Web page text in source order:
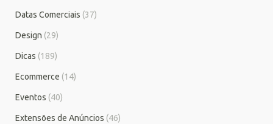
Datas Comerciais (37)
Design (29)
Dicas (189)
Ecommerce (14)
Eventos (40)
Extensões de Anúncios (46)